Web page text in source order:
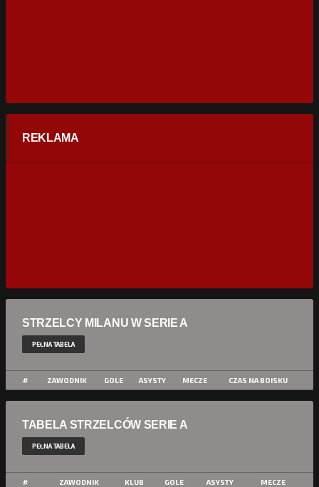
REKLAMA
STRZELCY MILANU W SERIE A
PEŁNA TABELA
# ZAWODNIK GOLE ASYSTY MECZE CZAS NA BOISKU
TABELA STRZELCÓW SERIE A
PEŁNA TABELA
# ZAWODNIK KLUB GOLE ASYSTY MECZE